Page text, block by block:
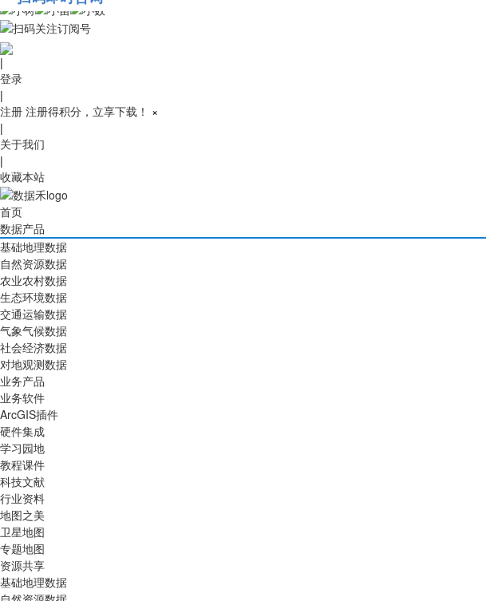
010-53689091
|
登录
|
注册 注册得积分，立享下载！ ×
|
关于我们
|
收藏本站
首页
数据产品
基础地理数据
自然资源数据
农业农村数据
生态环境数据
交通运输数据
气象气候数据
社会经济数据
对地观测数据
业务产品
业务软件
ArcGIS插件
硬件集成
学习园地
教程课件
科技文献
行业资料
地图之美
卫星地图
专题地图
资源共享
基础地理数据